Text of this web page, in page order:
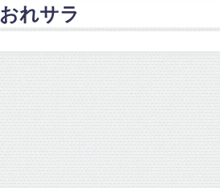
おれサラ